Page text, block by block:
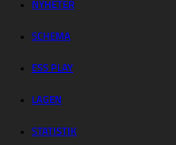
NYHETER
SCHEMA
ESS PLAY
LAGEN
STATISTIK
Indianerna